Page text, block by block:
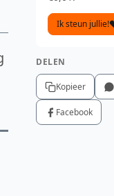
Ik steun jullie!
DELEN
Kopieer
Facebook